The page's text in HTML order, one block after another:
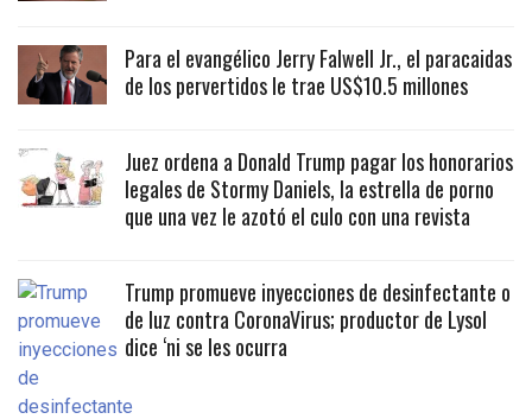
Para el evangélico Jerry Falwell Jr., el paracaidas
de los pervertidos le trae US$10.5 millones
Juez ordena a Donald Trump pagar los honorarios
legales de Stormy Daniels, la estrella de porno
que una vez le azotó el culo con una revista
Trump promueve inyecciones de desinfectante o
de luz contra CoronaVirus; productor de Lysol
dice ‘ni se les ocurra